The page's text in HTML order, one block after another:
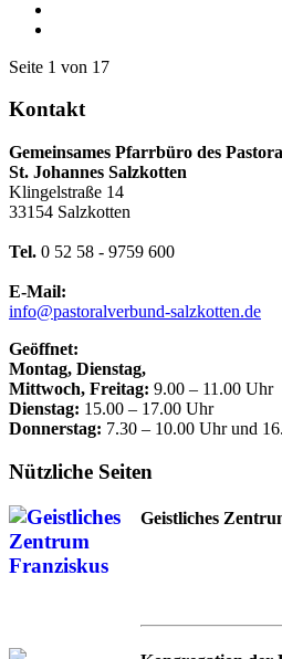
Seite 1 von 17
Kontakt
Gemeinsames Pfarrbüro des
St. Johannes Salzkotten
Klingelstraße 14
33154 Salzkotten
Tel. 0 52 58 - 9759 600
E-Mail:
info@pastoralverbund-salzkotten.de
Geöffnet:
Montag, Dienstag,
Mittwoch, Freitag: 9.00 – 11.00 Uhr
Dienstag: 15.00 – 17.00 Uhr
Donnerstag: 7.30 – 10.00 Uhr und
Nützliche Seiten
Geistliches